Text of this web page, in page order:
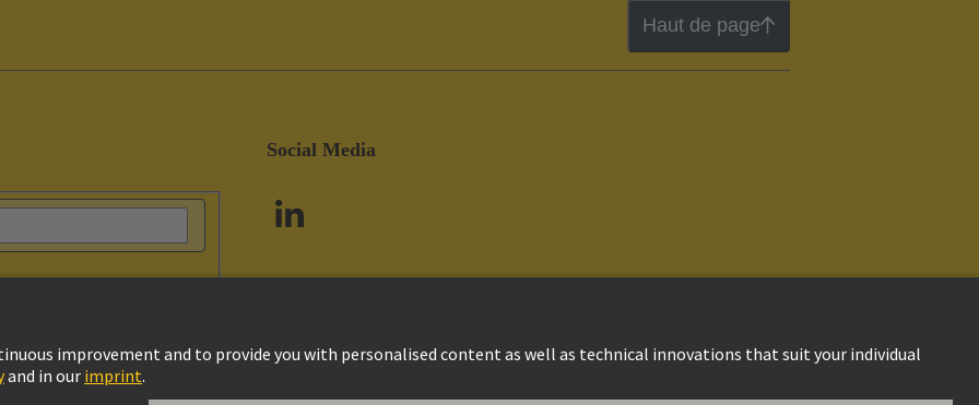
Haut de page
Social Media